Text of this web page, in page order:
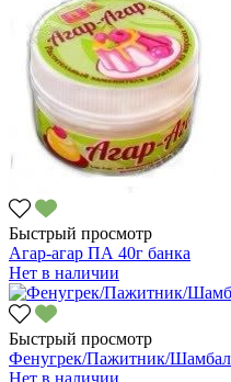
Быстрый просмотр
Агар-агар ПА 40г банка
Нет в наличии
Быстрый просмотр
Фенугрек/Пажитник/
Нет в наличии